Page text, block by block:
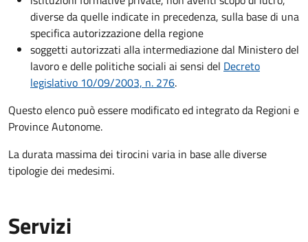
diverse da quelle indicate in precedenza, sulla base di una
specifica autorizzazione della regione
soggetti autorizzati alla intermediazione dal Ministero del
lavoro e delle politiche sociali ai sensi del Decreto
legislativo 10/09/2003, n. 276.
Questo elenco può essere modificato ed integrato da Regioni e
Province Autonome.
La durata massima dei tirocini varia in base alle diverse
tipologie dei medesimi.
Servizi